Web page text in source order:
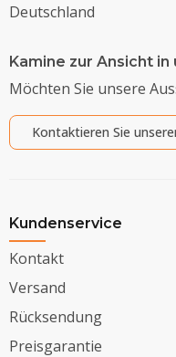
Deutschland
Kamine zur Ansicht
Möchten Sie unsere
Kontaktieren Sie
Kundenservice
Kontakt
Versand
Rücksendung
Preisgarantie